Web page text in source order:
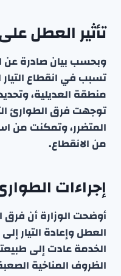
تأثير العطل
وبحسب بيان صادرة عن
تسبب في انقطاع
توجهت فرق الطوارئ
المتضرر، وتمكنت من
من الانقطاع.
إجراءات
أوضحت الوزارة أن فرق
العطل وإعادة التيار
الخدمة عادت إلى
الظروف المناخية